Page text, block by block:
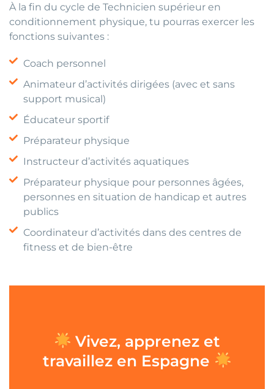
À la fin du cycle de Technicien supérieur en
conditionnement physique, tu pourras exercer les
fonctions suivantes :
Coach personnel
Animateur d’activités dirigées (avec et sans
support musical)
Éducateur sportif
Préparateur physique
Instructeur d’activités aquatiques
Préparateur physique pour personnes âgées,
personnes en situation de handicap et autres
publics
Coordinateur d’activités dans des centres de
fitness et de bien-être
Vivez, apprenez et
travaillez en Espagne